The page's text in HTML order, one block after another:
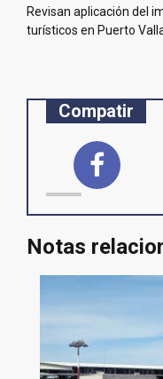
entradas
Revisan aplicación del
turísticos en Puerto
Compatir
Notas